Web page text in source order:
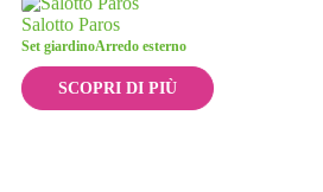
Salotto Paros
Set giardinoArredo esterno
SCOPRI DI PIÙ